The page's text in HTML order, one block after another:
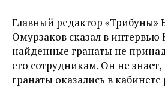
Главный редактор «Трибуны»
Омурзаков сказал в интервью
найденные гранаты не
его сотрудникам. Он не
гранаты оказались в